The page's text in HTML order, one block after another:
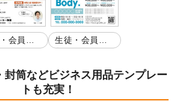
会員募
生徒・会員募
集
封筒などビジネス用品テンプレー
トも充実！